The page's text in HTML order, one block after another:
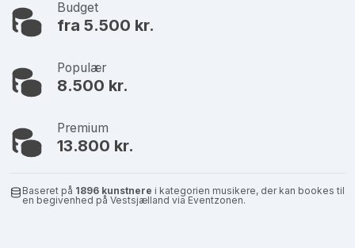
Budget
fra 5.500 kr.
Populær
8.500 kr.
Premium
13.800 kr.
Baseret på 1896 kunstnere i kategorien musikere, der kan bookes til
en begivenhed på Vestsjælland via Eventzonen.